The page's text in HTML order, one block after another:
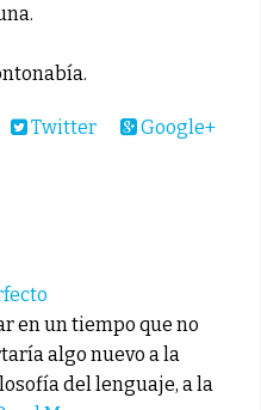
Twitter Google+
en un tiempo que no
algo nuevo a la
del lenguaje, a la